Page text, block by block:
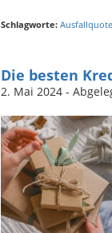
Schlagworte: Ausfallquote
Die besten
2. Mai 2024 -